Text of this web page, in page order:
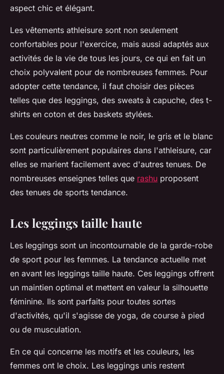
aspect chic et élégant.
Les vêtements athleisure sont non seulement
confortables pour l'exercice, mais aussi adaptés aux
activités de la vie de tous les jours, ce qui en fait un
choix polyvalent pour de nombreuses femmes. Pour
adopter cette tendance, il faut choisir des pièces
telles que des leggings, des sweats à capuche, des t-
shirts en coton et des baskets stylées.
Les couleurs neutres comme le noir, le gris et le blanc
sont particulièrement populaires dans l'athleisure, car
elles se marient facilement avec d'autres tenues. De
nombreuses enseignes telles que rashu proposent
des tenues de sports tendance.
Les leggings taille haute
Les leggings sont un incontournable de la garde-robe
de sport pour les femmes. La tendance actuelle met
en avant les leggings taille haute. Ces leggings offrent
un maintien optimal et mettent en valeur la silhouette
féminine. Ils sont parfaits pour toutes sortes
d'activités, qu'il s'agisse de yoga, de course à pied
ou de musculation.
En ce qui concerne les motifs et les couleurs, les
femmes ont le choix. Les leggings unis restent